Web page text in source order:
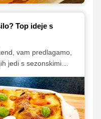
Top ideje s
vam predlagamo,
jedi s sezonskimi
so super ideja za
dopolni skleda solate.